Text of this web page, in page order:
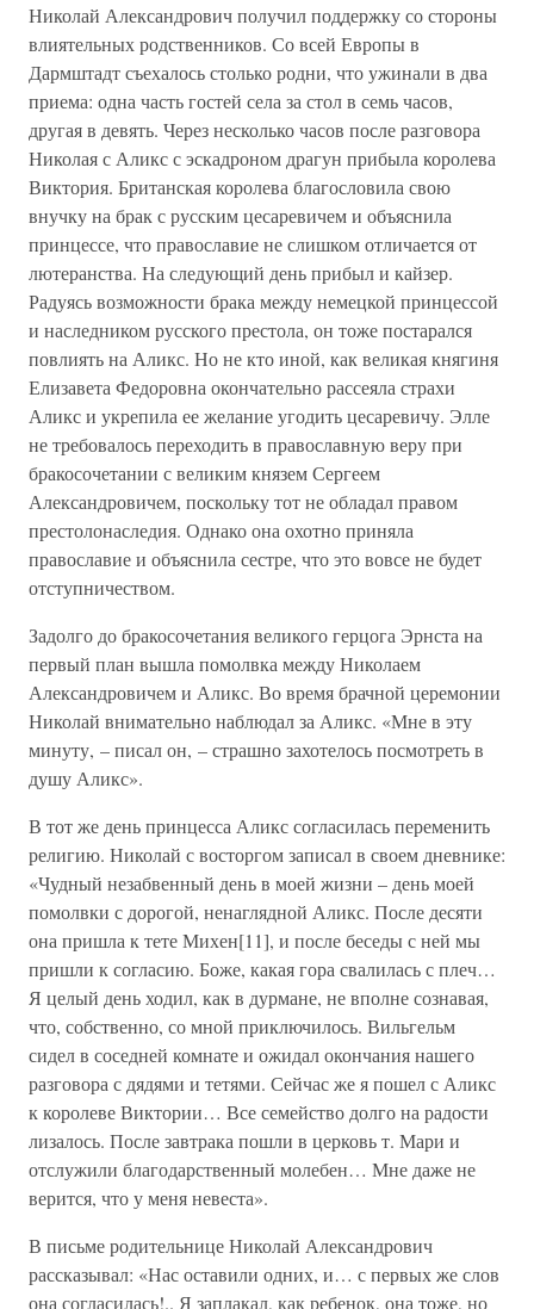
Николай Александрович получил поддержку со стороны
влиятельных родственников. Со всей Европы в
Дармштадт съехалось столько родни, что ужинали в два
приема: одна часть гостей села за стол в семь часов,
другая в девять. Через несколько часов после разговора
Николая с Аликс с эскадроном драгун прибыла королева
Виктория. Британская королева благословила свою
внучку на брак с русским цесаревичем и объяснила
принцессе, что православие не слишком отличается от
лютеранства. На следующий день прибыл и кайзер.
Радуясь возможности брака между немецкой принцессой
и наследником русского престола, он тоже постарался
повлиять на Аликс. Но не кто иной, как великая княгиня
Елизавета Федоровна окончательно рассеяла страхи
Аликс и укрепила ее желание угодить цесаревичу. Элле
не требовалось переходить в православную веру при
бракосочетании с великим князем Сергеем
Александровичем, поскольку тот не обладал правом
престолонаследия. Однако она охотно приняла
православие и объяснила сестре, что это вовсе не будет
отступничеством.
Задолго до бракосочетания великого герцога Эрнста на
первый план вышла помолвка между Николаем
Александровичем и Аликс. Во время брачной церемонии
Николай внимательно наблюдал за Аликс. «Мне в эту
минуту, – писал он, – страшно захотелось посмотреть в
душу Аликс».
В тот же день принцесса Аликс согласилась переменить
религию. Николай с восторгом записал в своем дневнике:
«Чудный незабвенный день в моей жизни – день моей
помолвки с дорогой, ненаглядной Аликс. После десяти
она пришла к тете Михен[11], и после беседы с ней мы
пришли к согласию. Боже, какая гора свалилась с плеч…
Я целый день ходил, как в дурмане, не вполне сознавая,
что, собственно, со мной приключилось. Вильгельм
сидел в соседней комнате и ожидал окончания нашего
разговора с дядями и тетями. Сейчас же я пошел с Аликс
к королеве Виктории… Все семейство долго на радости
лизалось. После завтрака пошли в церковь т. Мари и
отслужили благодарственный молебен… Мне даже не
верится, что у меня невеста».
В письме родительнице Николай Александрович
рассказывал: «Нас оставили одних, и… с первых же слов
она согласилась!.. Я заплакал, как ребенок, она тоже, но